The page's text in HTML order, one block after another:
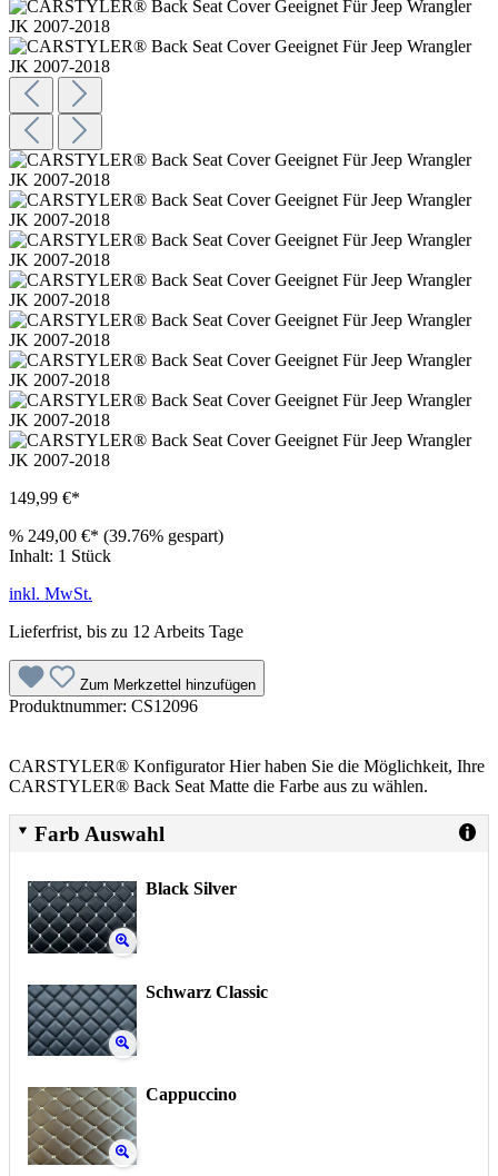
149,99 €*
% 249,00 €* (39.76% gespart)
Inhalt: 1 Stück
inkl. MwSt.
Lieferfrist, bis zu 12 Arbeits Tage
Zum Merkzettel hinzufügen
Produktnummer: CS12096
CARSTYLER® Konfigurator Hier haben Sie die Möglichkeit, Ihre
CARSTYLER® Back Seat Matte die Farbe aus zu wählen.
Farb Auswahl
Black Silver
Schwarz Classic
Cappuccino